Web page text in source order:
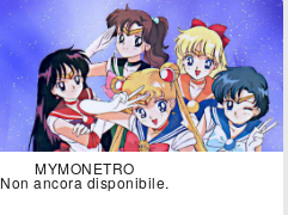
MYMONETRO
Non ancora disponibile.